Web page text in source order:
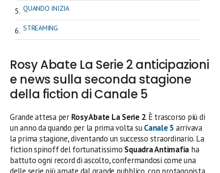
QUANDO INIZIA
STREAMING
Rosy Abate La Serie 2 anticipazioni
e news sulla seconda stagione
della fiction di Canale 5
Grande attesa per Rosy Abate La Serie 2. È trascorso più di
un anno da quando per la prima volta suCanale 5 arrivava
la prima stagione, diventando un successo straordinario. La
fiction spinoff del fortunatissimo Squadra Antimafia ha
battuto ogni record di ascolto, confermandosi come una